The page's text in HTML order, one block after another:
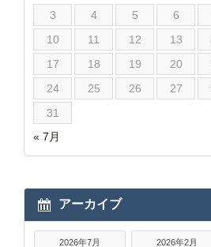
« 7月
3
4 5 6
10
11 12 13
17
18 19 20
24
25 26 27
31
アーカイブ
2026年7月 2026年2月